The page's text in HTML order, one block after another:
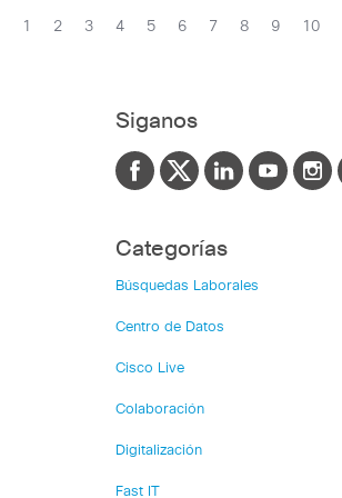
1 2 3 4 5 6 7 8 9 10
Siganos
Categorías
Búsquedas Laborales
Centro de Datos
Cisco Live
Colaboración
Digitalización
Fast IT